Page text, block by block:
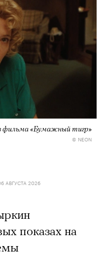
фильма «Бумажный тигр»
© NEON
АВГУСТА 2026
показах на